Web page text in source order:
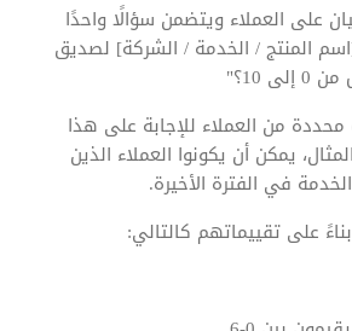
على العملاء ويتضمن سؤالًا واحدًا
المنتج / الخدمة / الشركة] لصديق
10؟"
من العملاء للإجابة على هذا
يمكن أن يكونوا العملاء الذين
في الفترة الأخيرة.
على تقييماتهم كالتالي: